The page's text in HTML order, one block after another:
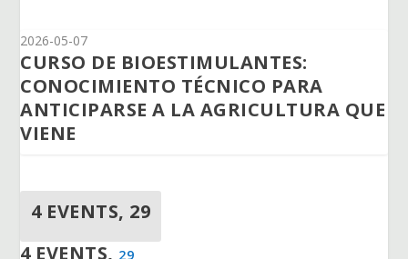
2026-05-07
CURSO DE BIOESTIMULANTES:
CONOCIMIENTO TÉCNICO PARA
ANTICIPARSE A LA AGRICULTURA QUE
VIENE
4 EVENTS, 29
4 EVENTS, 29